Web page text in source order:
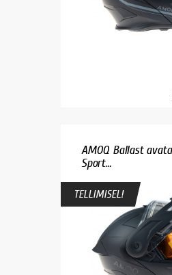
AMOQ Ballast
Sport...
TELLIMISEL!